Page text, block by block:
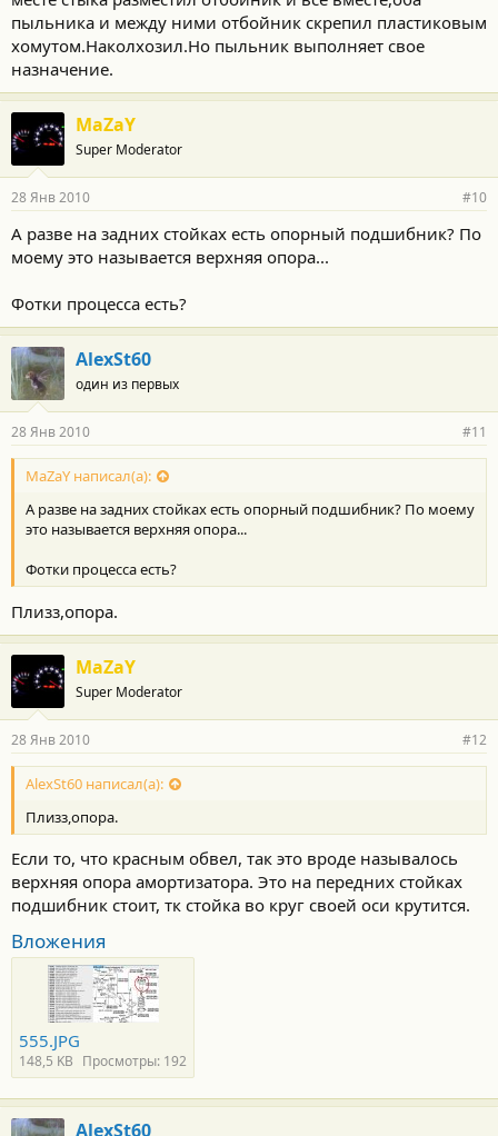
пыльника и между ними отбойник скрепил пластиковым
хомутом.Наколхозил.Но пыльник выполняет свое
назначение.
MaZaY
Super Moderator
28 Янв 2010 #10
А разве на задних стойках есть опорный подшибник? По
моему это называется верхняя опора...
Фотки процесса есть?
AlexSt60
один из первых
28 Янв 2010 #11
MaZaY написал(а):
А разве на задних стойках есть опорный подшибник? По моему
это называется верхняя опора...
Фотки процесса есть?
Плизз,опора.
MaZaY
Super Moderator
28 Янв 2010 #12
AlexSt60 написал(а):
Плизз,опора.
Если то, что красным обвел, так это вроде называлось
верхняя опора амортизатора. Это на передних стойках
подшибник стоит, тк стойка во круг своей оси крутится.
Вложения
555.JPG
148,5 KB Просмотры: 192
AlexSt60